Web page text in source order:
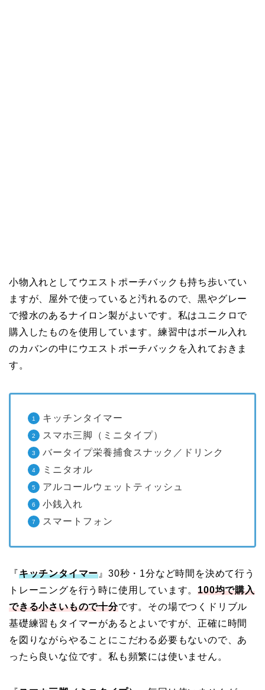
小物入れとしてウエストポーチバックも持ち歩いてい
ますが、屋外で使っていると汚れるので、黒やグレー
で撥水のあるナイロン製がよいです。私はユニクロで
購入したものを使用しています。練習中はボール入れ
のカバンの中にウエストポーチバックを入れておきま
す。
キッチンタイマー
スマホ三脚（ミニタイプ）
バータイプ栄養捕食スナック／ドリンク
ミニタオル
アルコールウェットティッシュ
小銭入れ
スマートフォン
『キッチンタイマー』30秒・1分など時間を決めて行う
トレーニングを行う時に使用しています。100均で購入
できる小さいもので十分です。その場でつくドリブル
基礎練習もタイマーがあるとよいですが、正確に時間
を図りながらやることにこだわる必要もないので、あ
ったら良いな位です。私も頻繁には使いません。